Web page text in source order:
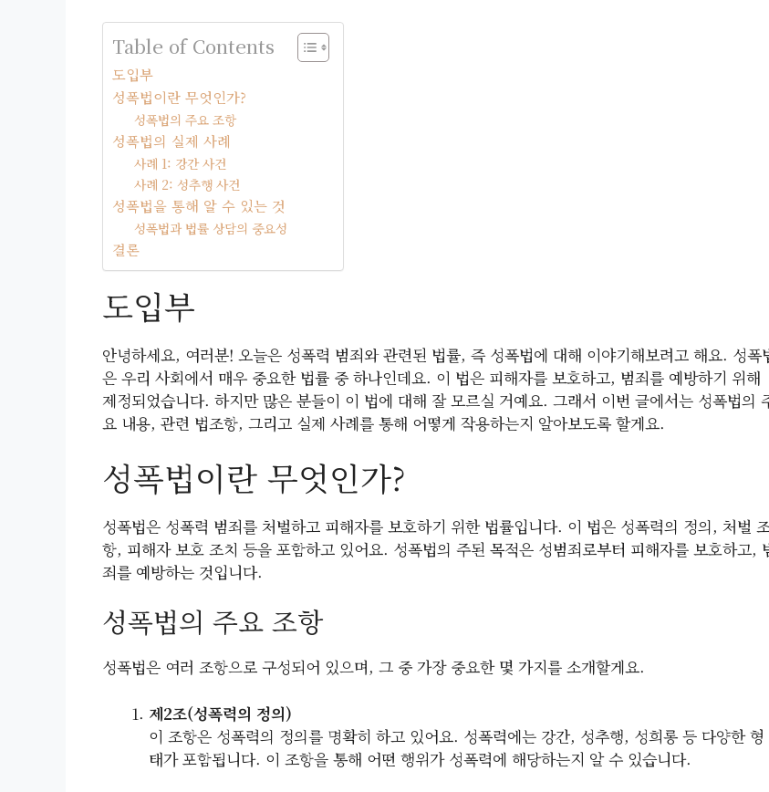
Table of Contents
도입부
성폭법이란 무엇인가?
성폭법의 주요 조항
성폭법의 실제 사례
사례 1: 강간 사건
사례 2: 성추행 사건
성폭법을 통해 알 수 있는 것
성폭법과 법률 상담의 중요성
결론
도입부
안녕하세요, 여러분! 오늘은 성폭력 범죄와 관련된 법률, 즉 성폭법에 대해 이야기해보려고 해요. 성폭
은 우리 사회에서 매우 중요한 법률 중 하나인데요. 이 법은 피해자를 보호하고, 범죄를 예방하기 위해
제정되었습니다. 하지만 많은 분들이 이 법에 대해 잘 모르실 거예요. 그래서 이번 글에서는 성폭법의
요 내용, 관련 법조항, 그리고 실제 사례를 통해 어떻게 작용하는지 알아보도록 할게요.
성폭법이란 무엇인가?
성폭법은 성폭력 범죄를 처벌하고 피해자를 보호하기 위한 법률입니다. 이 법은 성폭력의 정의, 처벌
항, 피해자 보호 조치 등을 포함하고 있어요. 성폭법의 주된 목적은 성범죄로부터 피해자를 보호하고,
죄를 예방하는 것입니다.
성폭법의 주요 조항
성폭법은 여러 조항으로 구성되어 있으며, 그 중 가장 중요한 몇 가지를 소개할게요.
제2조(성폭력의 정의)
이 조항은 성폭력의 정의를 명확히 하고 있어요. 성폭력에는 강간, 성추행, 성희롱 등 다양한 형
태가 포함됩니다. 이 조항을 통해 어떤 행위가 성폭력에 해당하는지 알 수 있습니다.